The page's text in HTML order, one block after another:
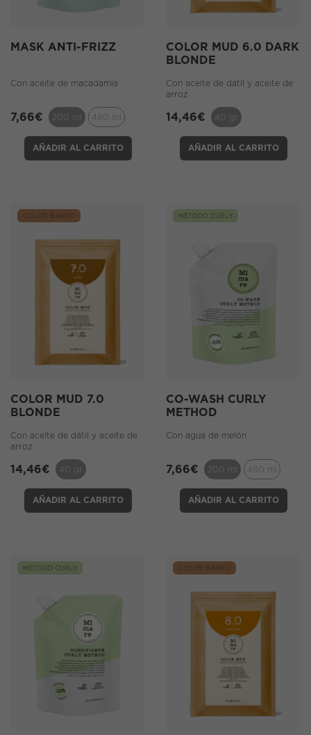
MASK ANTI-FRIZZ
Con aceite de macadamia
7,66€ 200 ml 480 ml
AÑADIR AL CARRITO
COLOR MUD 6.0 DARK
BLONDE
Con aceite de dátil y aceite de
arroz
14,46€ 40 gr
AÑADIR AL CARRITO
COLOR BARRO
COLOR MUD 7.0
BLONDE
Con aceite de dátil y aceite de
arroz
14,46€ 40 gr
AÑADIR AL CARRITO
MÉTODO CURLY
CO-WASH CURLY
METHOD
Con agua de melón
7,66€ 200 ml 480 ml
AÑADIR AL CARRITO
MÉTODO CURLY COLOR BARRO